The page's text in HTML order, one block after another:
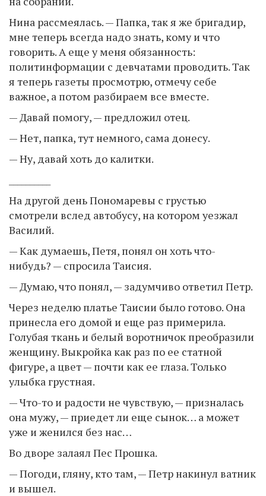
Нина рассмеялась. — Папка, так я же бригадир,
мне теперь всегда надо знать, кому и что
говорить. А еще у меня обязанность:
политинформации с девчатами проводить. Так
я теперь газеты просмотрю, отмечу себе
важное, а потом разбираем все вместе.
— Давай помогу, — предложил отец.
— Нет, папка, тут немного, сама донесу.
— Ну, давай хоть до калитки.
На другой день Пономаревы с грустью
смотрели вслед автобусу, на котором уезжал
Василий.
— Как думаешь, Петя, понял он хоть что-
нибудь? — спросила Таисия.
— Думаю, что понял, — задумчиво ответил Петр.
Через неделю платье Таисии было готово. Она
принесла его домой и еще раз примерила.
Голубая ткань и белый воротничок преобразили
женщину. Выкройка как раз по ее статной
фигуре, а цвет — почти как ее глаза. Только
улыбка грустная.
— Что-то и радости не чувствую, — призналась
она мужу, — приедет ли еще сынок… а может
уже и женился без нас…
Во дворе залаял Пес Прошка.
— Погоди, гляну, кто там, — Петр накинул ватник
и вышел.